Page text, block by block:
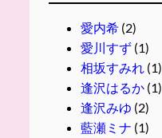
愛内希(2)
愛川すず(1)
相坂すみれ (1)
逢沢はるか(1)
逢沢みゆ (2)
藍瀬ミナ (1)